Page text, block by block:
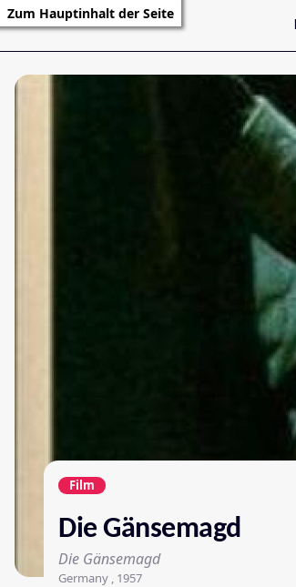
Zum Hauptinhalt der Seite
Film
Die Gänsemagd
Die Gänsemagd
Germany , 1957